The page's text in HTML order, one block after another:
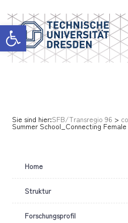
Werkzeugleiste öffnen
Sie sind hier:SFB/Transregio 96 >
Summer School_Connecting
Home
Struktur
Forschungsprofil